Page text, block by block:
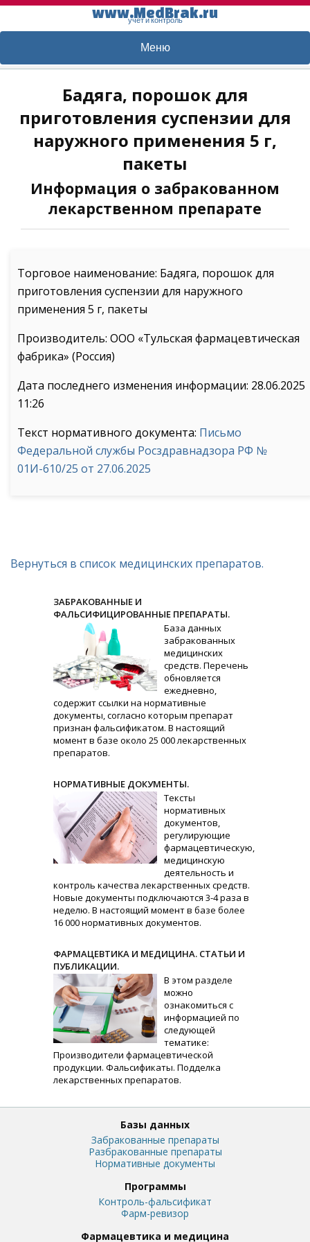
www.MedBrak.ru
учет и контроль
Меню
Бадяга, порошок для
приготовления суспензии для
наружного применения 5 г,
пакеты
Информация о забракованном
лекарственном препарате
Торговое наименование: Бадяга, порошок для
приготовления суспензии для наружного
применения 5 г, пакеты
Производитель: ООО «Тульская фармацевтическая
фабрика» (Россия)
Дата последнего изменения информации: 28.06.2025
11:26
Текст нормативного документа: Письмо
Федеральной службы Росздравнадзора РФ №
01И-610/25 от 27.06.2025
Вернуться в список медицинских препаратов.
ЗАБРАКОВАННЫЕ И
ФАЛЬСИФИЦИРОВАННЫЕ ПРЕПАРАТЫ.
База данных
забракованных
медицинских
средств. Перечень
обновляется
ежедневно,
содержит ссылки на нормативные
документы, согласно которым препарат
признан фальсификатом. В настоящий
момент в базе около 25 000 лекарственных
препаратов.
НОРМАТИВНЫЕ ДОКУМЕНТЫ.
Тексты
нормативных
документов,
регулирующие
фармацевтическую,
медицинскую
деятельность и
контроль качества лекарственных средств.
Новые документы подключаются 3-4 раза в
неделю. В настоящий момент в базе более
16 000 нормативных документов.
ФАРМАЦЕВТИКА И МЕДИЦИНА. СТАТЬИ И
ПУБЛИКАЦИИ.
В этом разделе
можно
ознакомиться с
информацией по
следующей
тематике:
Производители фармацевтической
продукции. Фальсификаты. Подделка
лекарственных препаратов.
Базы данных
Забракованные препараты
Разбракованные препараты
Нормативные документы
Программы
Контроль-фальсификат
Фарм-ревизор
Фармацевтика и медицина